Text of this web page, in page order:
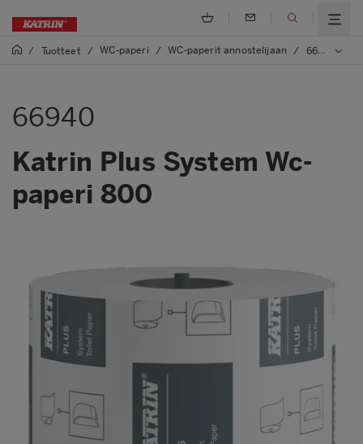
/ Tuotteet / WC-paperi / WC-paperit annostelijaan / 66940 Katrin Plus System Wc-paperi 800
66940
Katrin Plus System Wc-
paperi 800